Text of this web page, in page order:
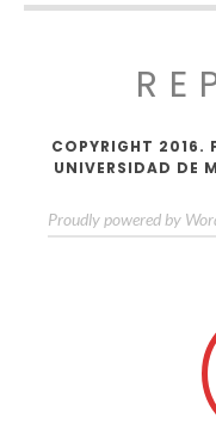
COPYRIGHT 2016.
UNIVERSIDAD DE
Proudly powered by